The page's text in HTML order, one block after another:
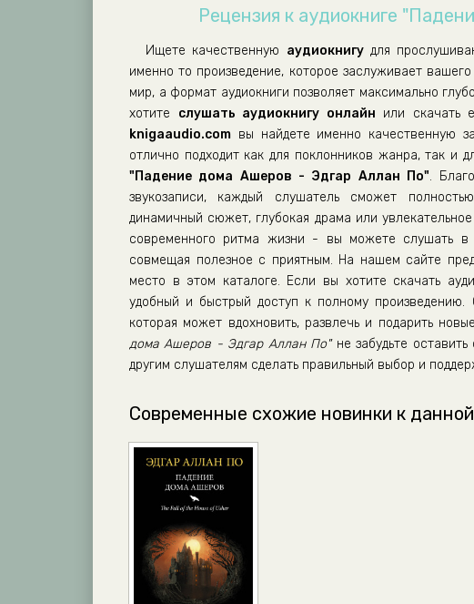
Рецензия к аудиокниге
Ищете качественную аудиокнигудля
именно то произведение, которое заслуживает
мир, а формат аудиокниги позволяет максимально
хотите слушать аудиокнигу онлайн или скачать
knigaaudio.com вы найдете именно качественную
отлично подходит как для поклонников жанра, так и
"Падение дома Ашеров - Эдгар Аллан По".
звукозаписи, каждый слушатель сможет
динамичный сюжет, глубокая драма или
современного ритма жизни - вы можете слушать в
совмещая полезное с приятным. На нашем сайте
место в этом каталоге. Если вы хотите скачать
удобный и быстрый доступ к полному
которая может вдохновить, развлечь и подарить
дома Ашеров - Эдгар Аллан По"не забудьте
другим слушателям сделать правильный выбор и
Современные схожие новинки к